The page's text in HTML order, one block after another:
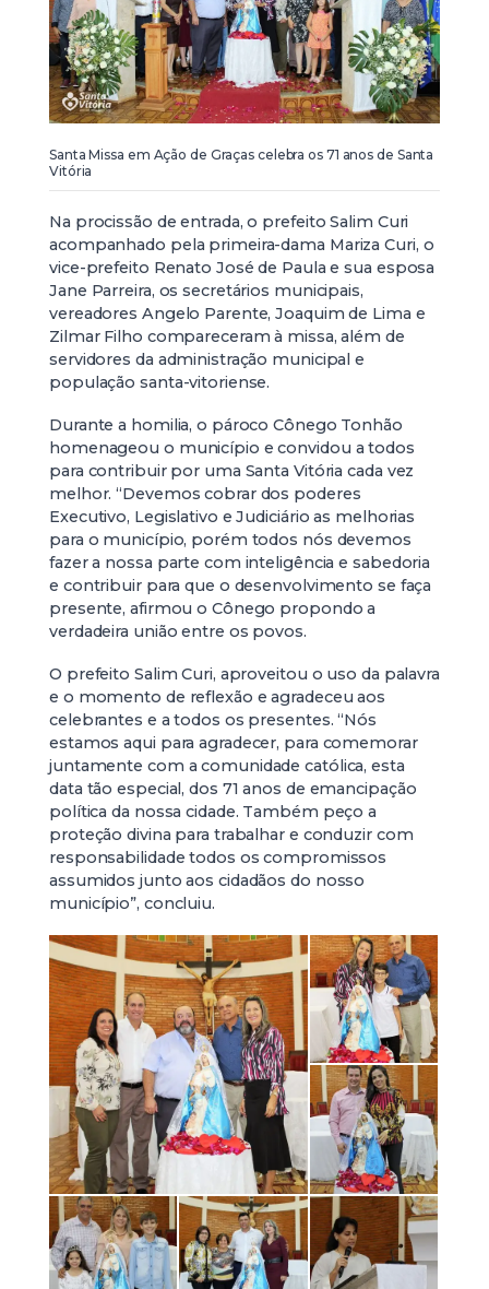
Santa Missa em Ação de Graças celebra os 71 anos de Santa
Vitória
Na procissão de entrada, o prefeito Salim Curi
acompanhado pela primeira-dama Mariza Curi, o
vice-prefeito Renato José de Paula e sua esposa
Jane Parreira, os secretários municipais,
vereadores Angelo Parente, Joaquim de Lima e
Zilmar Filho compareceram à missa, além de
servidores da administração municipal e
população santa-vitoriense.
Durante a homilia, o pároco Cônego Tonhão
homenageou o município e convidou a todos
para contribuir por uma Santa Vitória cada vez
melhor. “Devemos cobrar dos poderes
Executivo, Legislativo e Judiciário as melhorias
para o município, porém todos nós devemos
fazer a nossa parte com inteligência e sabedoria
e contribuir para que o desenvolvimento se faça
presente, afirmou o Cônego propondo a
verdadeira união entre os povos.
O prefeito Salim Curi, aproveitou o uso da palavra
e o momento de reflexão e agradeceu aos
celebrantes e a todos os presentes. “Nós
estamos aqui para agradecer, para comemorar
juntamente com a comunidade católica, esta
data tão especial, dos 71 anos de emancipação
política da nossa cidade. Também peço a
proteção divina para trabalhar e conduzir com
responsabilidade todos os compromissos
assumidos junto aos cidadãos do nosso
município”, concluiu.